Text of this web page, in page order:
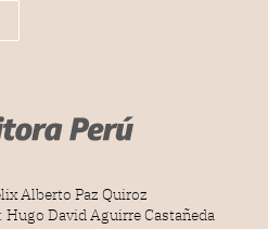
Alberto Paz Quiroz
David Aguirre Castañeda